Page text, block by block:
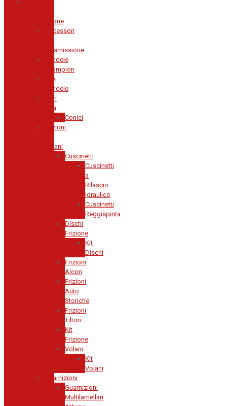
Trasmissione
Accessori
Trasmissione
Candele
Champion
Cavi
Candele
Filtri
Aria
Conici
Frizioni
Volani
Cuscinetti
Cuscinetti
a
Rilascio
Idraulico
Cuscinetti
Reggispinta
Dischi
Frizione
Kit
Dischi
Frizioni
Alcon
Frizioni
Auto
Storiche
Frizioni
Tilton
Kit
Frizione
Volani
Kit
Volani
Guarnizioni
Guarnizioni
Multilamellari